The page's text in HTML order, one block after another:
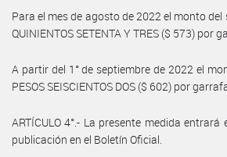
Para el mes de agosto de 2022 el monto del
QUINIENTOS SETENTA Y TRES ($ 573) por
A partir del 1° de septiembre de 2022 el
PESOS SEISCIENTOS DOS ($ 602) por
ARTÍCULO 4°.- La presente medida
publicación en el Boletín Oficial.